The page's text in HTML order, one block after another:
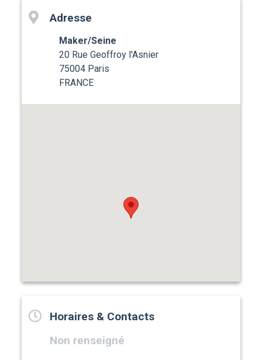
Adresse
Maker/Seine
20 Rue Geoffroy l'Asnier
75004 Paris
FRANCE
Horaires & Contacts
Non renseigné